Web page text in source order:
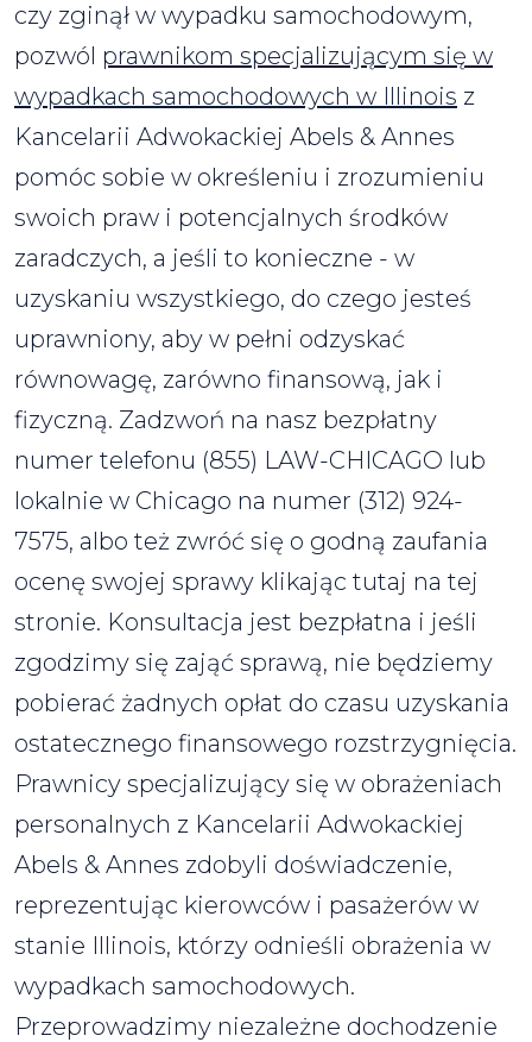
czy zginął w wypadku samochodowym,
pozwól prawnikom specjalizującym się w
wypadkach samochodowych w Illinois z
Kancelarii Adwokackiej Abels & Annes
pomóc sobie w określeniu i zrozumieniu
swoich praw i potencjalnych środków
zaradczych, a jeśli to konieczne - w
uzyskaniu wszystkiego, do czego jesteś
uprawniony, aby w pełni odzyskać
równowagę, zarówno finansową, jak i
fizyczną. Zadzwoń na nasz bezpłatny
numer telefonu (855) LAW-CHICAGO lub
lokalnie w Chicago na numer (312) 924-
7575, albo też zwróć się o godną zaufania
ocenę swojej sprawy klikając tutaj na tej
stronie. Konsultacja jest bezpłatna i jeśli
zgodzimy się zająć sprawą, nie będziemy
pobierać żadnych opłat do czasu uzyskania
ostatecznego finansowego rozstrzygnięcia.
Prawnicy specjalizujący się w obrażeniach
personalnych z Kancelarii Adwokackiej
Abels & Annes zdobyli doświadczenie,
reprezentując kierowców i pasażerów w
stanie Illinois, którzy odnieśli obrażenia w
wypadkach samochodowych.
Przeprowadzimy niezależne dochodzenie